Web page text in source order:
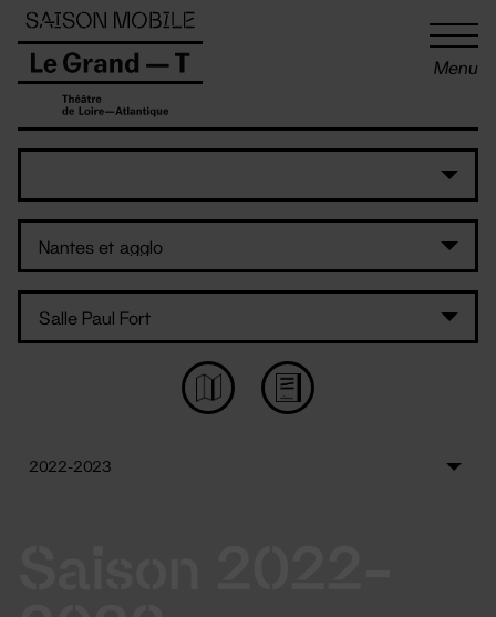
Menu
Panneau de gestion des cookies